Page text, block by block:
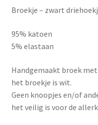
Broekje – zwart
95% katoen
5% elastaan
Handgemaakt broek
het broekje is wit.
Geen knoopjes en/of
het veilig is voor de